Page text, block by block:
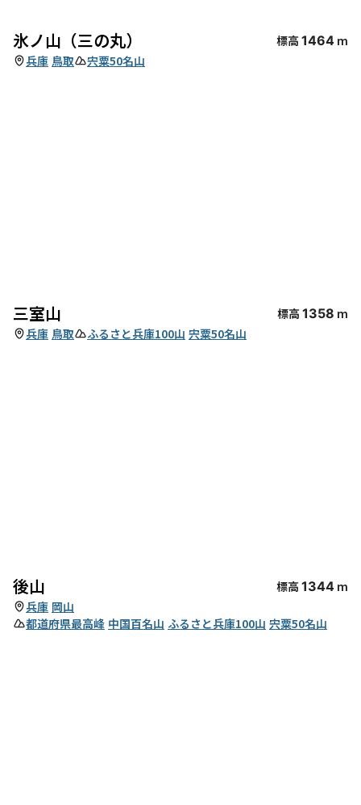
氷ノ山（三の丸） 標高 1464 m
兵庫 鳥取 宍粟50名山
三室山 標高 1358 m
兵庫 鳥取 ふるさと兵庫100山 宍粟50名山
後山 標高 1344 m
兵庫 岡山
都道府県最高峰 中国百名山 ふるさと兵庫100山 宍粟50名山